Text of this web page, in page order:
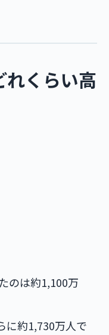
くらい高
のは約1,100万
に約1,730万人で